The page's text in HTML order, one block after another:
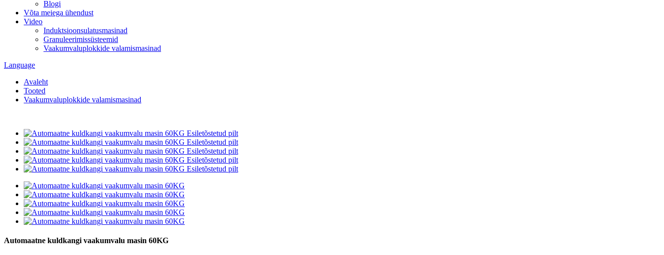
Blogi
Võta meiega ühendust
Video
Induktsioonsulatusmasinad
Granuleerimissüsteemid
Vaakumvaluplokkide valamismasinad
Language
Avaleht
Tooted
Vaakumvaluplokkide valamismasinad
Automaatne kuldkangi vaakumvalu masin 60KG